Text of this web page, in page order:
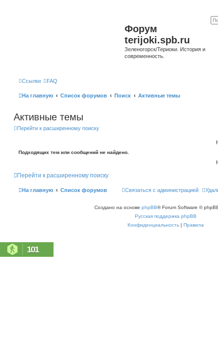
Форум
terijoki.spb.ru
Зеленогорск/Териоки. История и
современность.
Ссылки FAQ
На главную Список форумов Поиск Активные темы
Активные темы
Перейти к расширенному поиску
Подходящих тем или сообщений не найдено.
Перейти к расширенному поиску
На главную Список форумов Связаться с администрацией
Создано на основе phpBB® Forum Software ©
Русская поддержка phpBB
Конфиденциальность | Правила
101